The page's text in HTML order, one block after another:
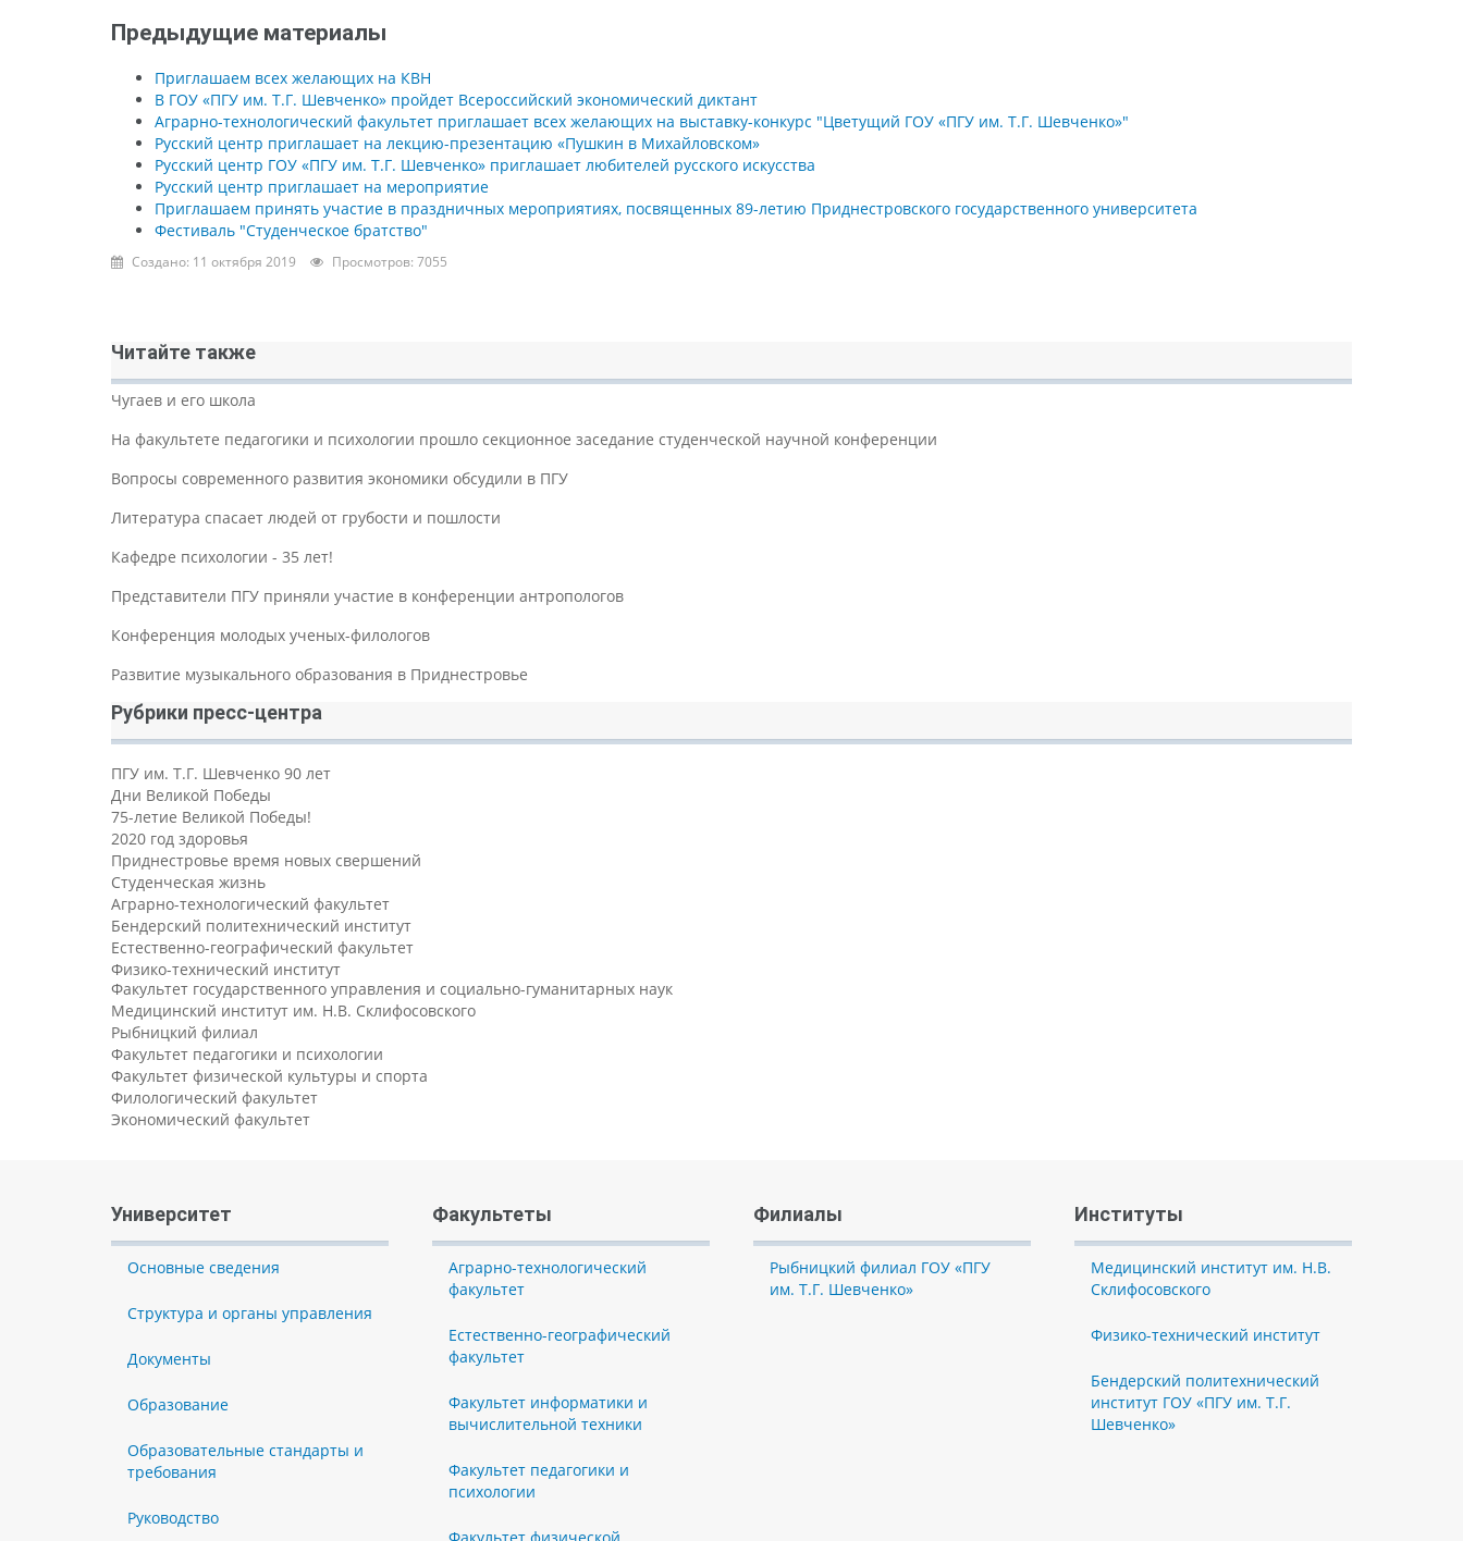
Предыдущие материалы
Приглашаем всех желающих на КВН
В ГОУ «ПГУ им. Т.Г. Шевченко» пройдет Всероссийский экономический диктант
Аграрно-технологический факультет приглашает всех желающих на выставку-конкурс "Цветущий ГОУ «ПГУ им. Т.Г. Шевченко»"
Русский центр приглашает на лекцию-презентацию «Пушкин в Михайловском»
Русский центр ГОУ «ПГУ им. Т.Г. Шевченко» приглашает любителей русского искусства
Русский центр приглашает на мероприятие
Приглашаем принять участие в праздничных мероприятиях, посвященных 89-летию Приднестровского государственного университета
Фестиваль "Студенческое братство"
Создано: 11 октября 2019 Просмотров: 7055
Читайте также
Чугаев и его школа
На факультете педагогики и психологии прошло секционное заседание студенческой научной конференции
Вопросы современного развития экономики обсудили в ПГУ
Литература спасает людей от грубости и пошлости
Кафедре психологии - 35 лет!
Представители ПГУ приняли участие в конференции антропологов
Конференция молодых ученых-филологов
Развитие музыкального образования в Приднестровье
Рубрики пресс-центра
ПГУ им. Т.Г. Шевченко 90 лет
Дни Великой Победы
75-летие Великой Победы!
2020 год здоровья
Приднестровье время новых свершений
Студенческая жизнь
Аграрно-технологический факультет
Бендерский политехнический институт
Естественно-географический факультет
Физико-технический институт
Факультет государственного управления и социально-гуманитарных наук
Медицинский институт им. Н.В. Склифосовского
Рыбницкий филиал
Факультет педагогики и психологии
Факультет физической культуры и спорта
Филологический факультет
Экономический факультет
Университет
Основные сведения
Структура и органы управления
Документы
Образование
Образовательные стандарты и
требования
Руководство
Факультеты
Аграрно-технологический
факультет
Естественно-географический
факультет
Факультет информатики и
вычислительной техники
Факультет педагогики и
психологии
Филиалы
Рыбницкий филиал ГОУ «ПГУ
им. Т.Г. Шевченко»
Институты
Медицинский институт им. Н.В.
Склифосовского
Физико-технический институт
Бендерский политехнический
институт ГОУ «ПГУ им. Т.Г.
Шевченко»